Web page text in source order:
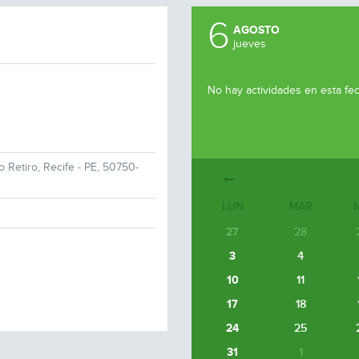
Retiro, Recife - PE, 50750-
6 AGOSTO
jueves
No hay actividades en esta
LUN MAR
27 28
3
4
10
11
17
18
24
25
31
1